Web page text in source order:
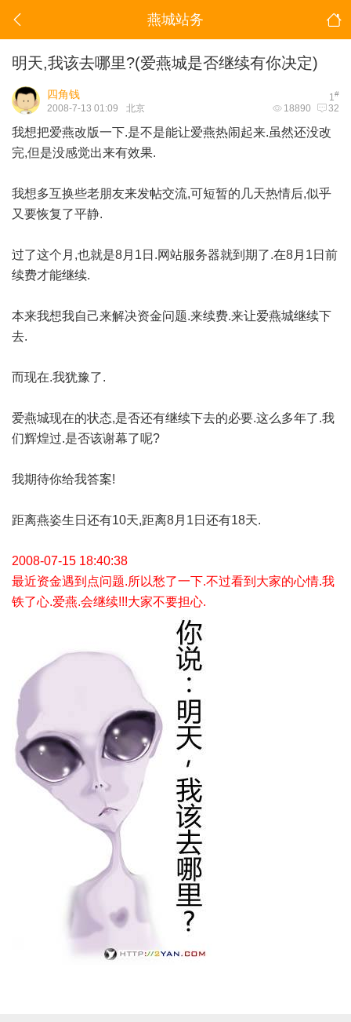
燕城站务
明天,我该去哪里?(爱燕城是否继续有你决定)
1#
四角钱
18890 32
2008-7-13 01:09 北京
我想把爱燕改版一下.是不是能让爱燕热闹起来.虽然还没改
完,但是没感觉出来有效果.
我想多互换些老朋友来发帖交流,可短暂的几天热情后,似乎
又要恢复了平静.
过了这个月,也就是8月1日.网站服务器就到期了.在8月1日前
续费才能继续.
本来我想我自己来解决资金问题.来续费.来让爱燕城继续下
去.
而现在.我犹豫了.
爱燕城现在的状态,是否还有继续下去的必要.这么多年了.我
们辉煌过.是否该谢幕了呢?
我期待你给我答案!
距离燕姿生日还有10天,距离8月1日还有18天.
2008-07-15 18:40:38
最近资金遇到点问题.所以愁了一下.不过看到大家的心情.我
铁了心.爱燕.会继续!!!大家不要担心.